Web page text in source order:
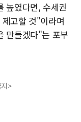
높였다면, 수세권
고할 것"이라며
만들겠다"는 포부
>